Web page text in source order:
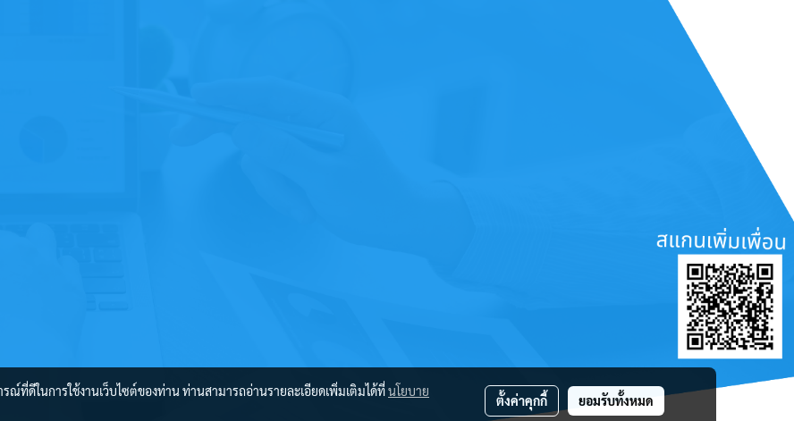
ที่ดีในการใช้งานเว็บไซต์ของท่าน ท่านสามารถอ่านรายละเอียดเพิ่มเติมได้ที่นโยบาย
ตั้งค่าคุกกี้ ยอมรับทั้งหมด